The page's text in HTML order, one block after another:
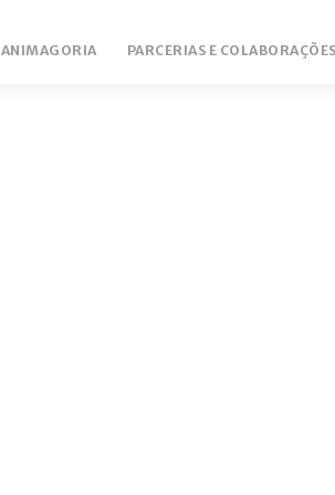
ANIMAGORIA PARCERIAS E COLABORAÇÕES